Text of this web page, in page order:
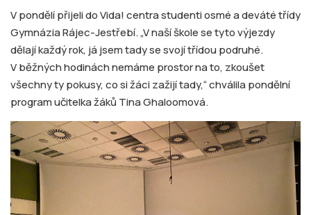
V pondělí přijeli do Vida! centra studenti osmé a deváté třídy
Gymnázia Rájec-Jestřebí. „V naší škole se tyto výjezdy
dělají každý rok, já jsem tady se svojí třídou podruhé.
V běžných hodinách nemáme prostor na to, zkoušet
všechny ty pokusy, co si žáci zažijí tady,“ chválila pondělní
program učitelka žáků Tina Ghaloomová.